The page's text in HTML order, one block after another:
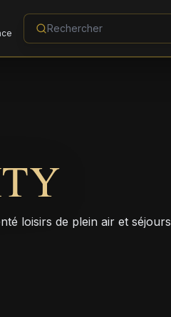
loisirs de plein air et séjours